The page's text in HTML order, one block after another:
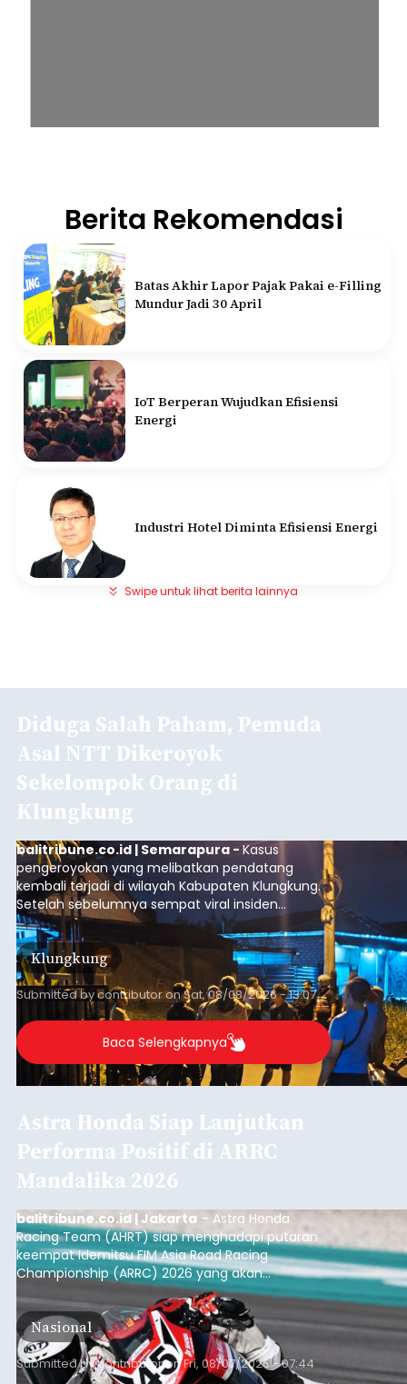
Berita Rekomendasi
Batas Akhir Lapor Pajak Pakai e-Filling
Mundur Jadi 30 April
IoT Berperan Wujudkan Efisiensi
Energi
Industri Hotel Diminta Efisiensi Energi
Swipe untuk lihat berita lainnya
Diduga Salah Paham, Pemuda
Asal NTT Dikeroyok
Sekelompok Orang di
Klungkung
balitribune.co.id | Semarapura -Kasus
pengeroyokan yang melibatkan pendatang
kembali terjadi di wilayah Kabupaten Klungkung.
Setelah sebelumnya sempat viral insiden
keributan di barat Pasar Galiran, peristiwa serupa
kini menimpa seorang pemuda asal Kabupaten
Sumba Barat Daya (SBD), Nusa Tenggara Timur
(NTT).
Klungkung
Submitted bycontributoronSat, 08/08/2026 - 13:07
Baca Selengkapnya
Astra Honda Siap Lanjutkan
Performa Positif di ARRC
Mandalika 2026
balitribune.co.id | Jakarta – Astra Honda
Racing Team (AHRT) siap menghadapi putaran
keempat Idemitsu FIM Asia Road Racing
Championship (ARRC) 2026 yang akan
berlangsung di Pertamina Mandalika
International Circuit, Lombok, Nusa Tenggara
Barat, pada 7–9 Agustus 2026.
Nasional
Submitted bycontributoronFri, 08/07/2026 - 07:44